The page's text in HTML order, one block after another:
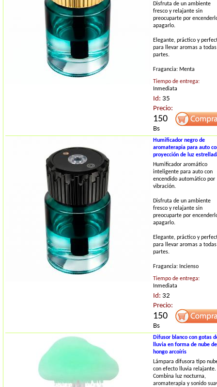
Disfruta de un ambiente
fresco y relajante sin
preocuparte por
apagarlo.
Elegante, práctico y
para llevar aromas a todas
partes.
Fragancia: Menta
Tiempo de entrega:
Inmediata
Id: 35
Precio:
150
Bs
Humificador negro de
aromaterapia para auto
proyección de luz
Humificador aromático
inteligente para auto con
encendido automático por
vibración.
Disfruta de un ambiente
fresco y relajante sin
preocuparte por
apagarlo.
Elegante, práctico y
para llevar aromas a todas
partes.
Fragancia: Incienso
Tiempo de entrega:
Inmediata
Id: 32
Precio:
150
Bs
Difusor blanco con gotas
lluvia en forma de nube de
hongo arcoíris
Lámpara difusora tipo
con efecto lluvia relajante.
Combina luz nocturna,
aromaterapia y sonido